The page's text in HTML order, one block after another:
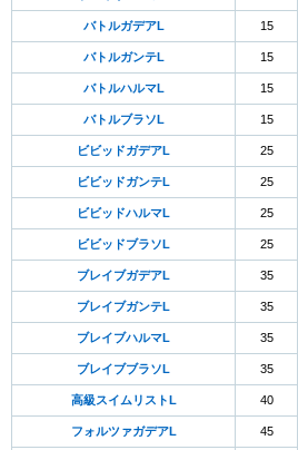
バトルガデアL 15
バトルガンテL 15
バトルハルマL 15
バトルブラソL 15
ビビッドガデアL 25
ビビッドガンテL 25
ビビッドハルマL 25
ビビッドブラソL 25
ブレイブガデアL 35
ブレイブガンテL 35
ブレイブハルマL 35
ブレイブブラソL 35
高級スイムリストL 40
フォルツァガデアL 45